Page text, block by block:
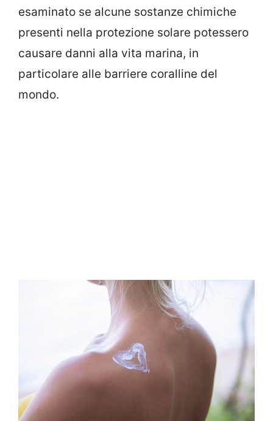
esaminato se alcune sostanze chimiche
presenti nella protezione solare potessero
causare danni alla vita marina, in
particolare alle barriere coralline del
mondo.